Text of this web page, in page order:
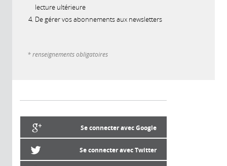
lecture ultérieure
De gérer vos abonnements aux newsletters
* renseignements obligatoires
Se connecter avec Google
Se connecter avec Twitter